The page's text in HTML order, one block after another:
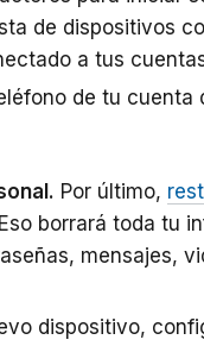
de dispositivos
a tus
de tu cuenta
Por último,
borrará toda tu
mensajes,
dispositivo,